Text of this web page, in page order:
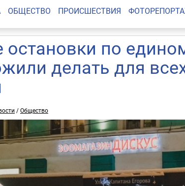
ОБЩЕСТВО ПРОИСШЕСТВИЯ
по
делать для
/Общество